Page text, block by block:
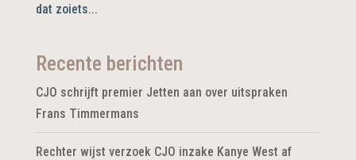
dat zoiets...
Recente berichten
CJO schrijft premier Jetten aan over uitspraken
Frans Timmermans
Rechter wijst verzoek CJO inzake Kanye West af